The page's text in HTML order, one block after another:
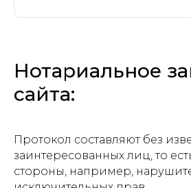
Нотариальное
сайта:
Протокол составляют без
заинтересованных лиц, то
стороны, например,